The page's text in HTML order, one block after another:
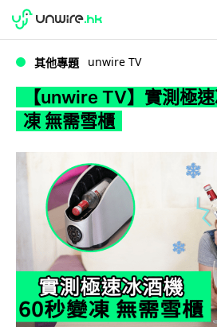
WWDC 2026
其他專題 unwire TV
【unwire TV】實測極
凍 無需雪櫃